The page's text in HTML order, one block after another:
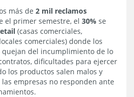
más de 2 mil reclamos
el primer semestre, el 30% se
(casas comerciales,
comerciales) donde los
quejan del incumplimiento de lo
dificultades para ejercer
los productos salen malos y
empresas no responden ante